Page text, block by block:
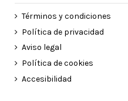
Términos y condiciones
Política de privacidad
Aviso legal
Política de cookies
Accesibilidad